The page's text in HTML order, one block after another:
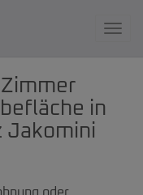
in
Jakomini